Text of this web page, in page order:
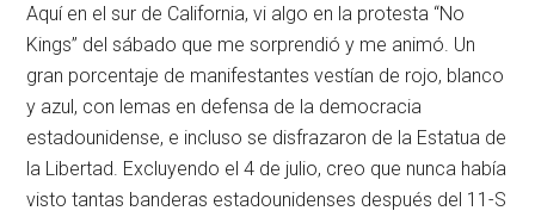
Aquí en el sur de California, vi algo en la protesta “No
Kings” del sábado que me sorprendió y me animó. Un
gran porcentaje de manifestantes vestían de rojo, blanco
y azul, con lemas en defensa de la democracia
estadounidense, e incluso se disfrazaron de la Estatua de
la Libertad. Excluyendo el 4 de julio, creo que nunca había
visto tantas banderas estadounidenses después del 11-S